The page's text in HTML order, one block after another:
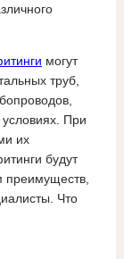
могут
труб,
При
их
будут
преимуществ,
Что